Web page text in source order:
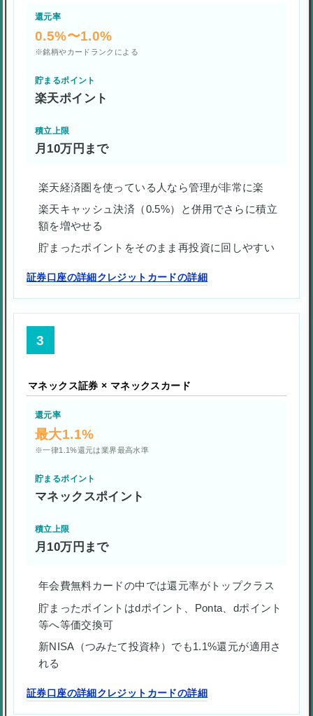
還元率
0.5%〜1.0%
※銘柄やカードランクによる
貯まるポイント
楽天ポイント
積立上限
月10万円まで
楽天経済圏を使っている人なら管理が非常に楽
楽天キャッシュ決済（0.5%）と併用でさらに積立
額を増やせる
貯まったポイントをそのまま再投資に回しやすい
証券口座の詳細クレジットカードの詳細
3
マネックス証券 × マネックスカード
還元率
最大1.1%
※一律1.1%還元は業界最高水準
貯まるポイント
マネックスポイント
積立上限
月10万円まで
年会費無料カードの中では還元率がトップクラス
貯まったポイントはdポイント、Ponta、dポイント
等へ等価交換可
新NISA（つみたて投資枠）でも1.1%還元が適用さ
れる
証券口座の詳細クレジットカードの詳細